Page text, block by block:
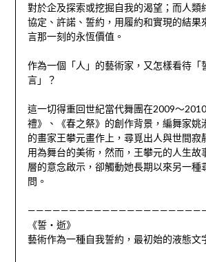
對於企及探索或挖掘自我的渴望；而人類
協定、許諾、誓約，用履約和實現的結果
言那一刻的永恆價值。
作為一個「人」的藝術家，又怎樣看待「
言」？
這一切得重回世紀當代舞團在2009～
禮》、《春之祭》的創作背景，編舞家姚
的畫家王攀元畫作上，尋覓出人與世間寂
用為舞台的美術，然而，王攀元的人生故
層的意念啟示，卻觸動她長期以來另一種
問。
《誓‧逝》
藝術作為一種自我誓約，最初始的液態文